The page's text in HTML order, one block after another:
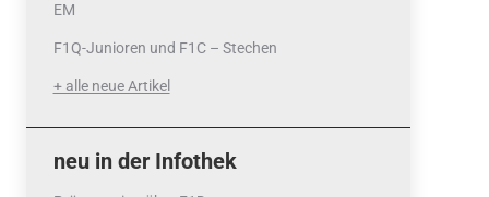
EM
F1Q-Junioren und F1C – Stechen
+ alle neue Artikel
neu in der Infothek